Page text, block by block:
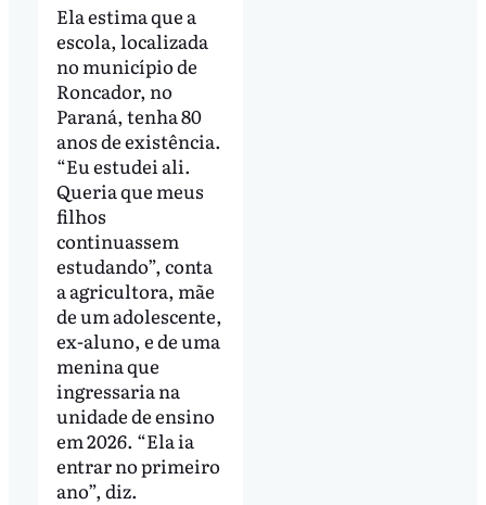
Ela estima que a
escola, localizada
no município de
Roncador, no
Paraná, tenha 80
anos de existência.
“Eu estudei ali.
Queria que meus
filhos
continuassem
estudando”, conta
a agricultora, mãe
de um adolescente,
ex-aluno, e de uma
menina que
ingressaria na
unidade de ensino
em 2026. “Ela ia
entrar no primeiro
ano”, diz.